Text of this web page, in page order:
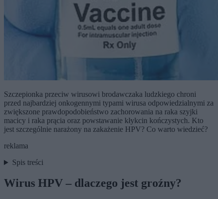
Szczepionka przeciw wirusowi brodawczaka ludzkiego chroni
przed najbardziej onkogennymi typami wirusa odpowiedzialnymi za
zwiększone prawdopodobieństwo zachorowania na raka szyjki
macicy i raka prącia oraz powstawanie kłykcin kończystych. Kto
jest szczególnie narażony na zakażenie HPV? Co warto wiedzieć?
reklama
Spis treści
Wirus HPV – dlaczego jest groźny?